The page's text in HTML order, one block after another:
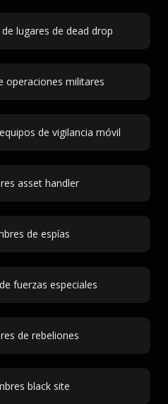
lugares de dead drop
operaciones militares
de vigilancia móvil
asset handler
de espías
fuerzas especiales
de rebeliones
black site